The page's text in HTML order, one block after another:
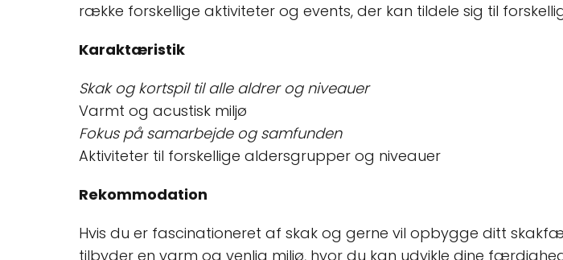
række forskellige aktiviteter og events, der kan tildele sig til
Karaktæristik
Skak og kortspil til alle aldrer og niveauer
Varmt og acustisk miljø
Fokus på samarbejde og samfunden
Aktiviteter til forskellige aldersgrupper og niveauer
Rekommodation
Hvis du er fascinationeret af skak og gerne vil opbygge ditt
tilbyder en varm og venlig miljø, hvor du kan udvikle dine